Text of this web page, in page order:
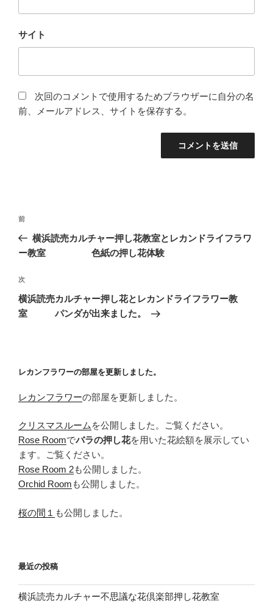
サイト
次回のコメントで使用するためブラウザーに自分の名
前、メールアドレス、サイトを保存する。
投
ナ
ゲ
ー
シ
前
の
前
横浜読売カルチャー押し花教室とレカンドライフラワ
ー教室 色紙の押し花体験
次
の
投
次
横浜読売カルチャー押し花とレカンドライフラワー教
室 パンダが出来ました。
レカンフラワーの部屋を更新しました。
レカンフラワーの部屋を更新しました。
クリスマスルーム を公開しました。ご覧ください。
Rose Roomでバラの押し花を用いた花絵額を展示してい
ます。ご覧ください。
Rose Room 2も公開しました。
Orchid Room も公開しました。
桜の間１ も公開しました。
最近の投稿
横浜読売カルチャー不思議な花倶楽部押し花教室